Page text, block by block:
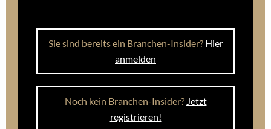
Sie sind bereits ein Branchen-Insider? Hier
anmelden
Noch kein Branchen-Insider? Jetzt
registrieren!